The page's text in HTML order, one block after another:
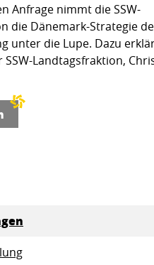
Anfrage nimmt die SSW-
die Dänemark-Strategie
unter die Lupe. Dazu
Landtagsfraktion,